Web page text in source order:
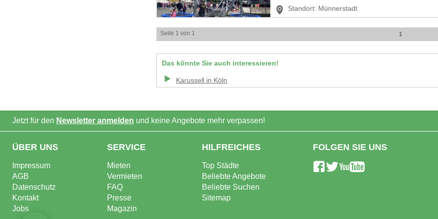
Standort: Münnerstadt
Seite 1 von 1 1
Das könnte Sie auch interessieren!
Karussell in Köln
Jetzt für den Newsletter anmelden und keine Angebote mehr verpassen!
ÜBER UNS
Impressum
AGB
Datenschutz
Kontakt
Jobs
SERVICE
Mieten
Vermieten
FAQ
Presse
Magazin
HILFREICHES
Top Städte
Beliebte Angebote
Beliebte Suchen
Sitemap
FOLGEN SIE UNS